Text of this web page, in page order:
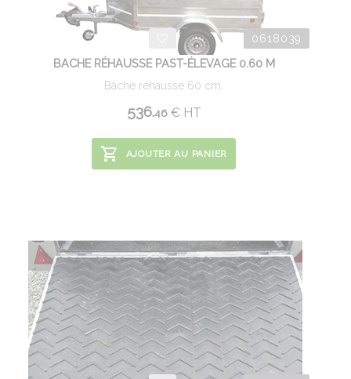
0618039
BACHE RÉHAUSSE PAST-ÉLEVAGE 0.60 M
Bâche réhausse 60 cm.
536.46 €HT
AJOUTER AU PANIER